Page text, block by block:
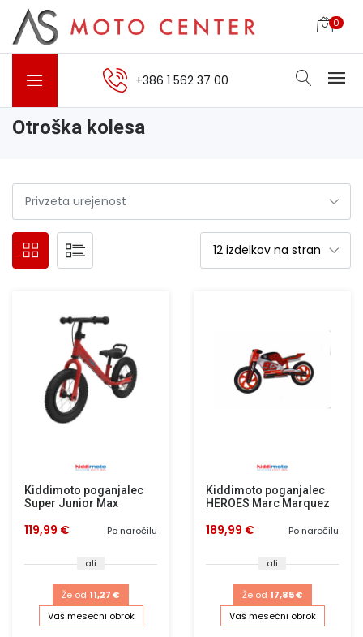
0
+386 1 562 37 00
Otroška kolesa
Kiddimoto poganjalec
Super Junior Max
Po naročilu
119,99 €
ali
Že od 11,27 €
Vaš mesečni obrok
Kiddimoto poganjalec
HEROES Marc Marquez
Po naročilu
189,99 €
ali
Že od 17,85 €
Vaš mesečni obrok